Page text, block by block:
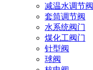
减温水调节阀
套筒调节阀
水系统阀门
煤化工阀门
针型阀
球阀